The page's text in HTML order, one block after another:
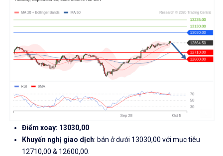
Điểm xoay: 13030,00
Khuyến nghị giao dịch: bán ở dưới 13030,00 với mục tiêu
12710,00 & 12600,00.